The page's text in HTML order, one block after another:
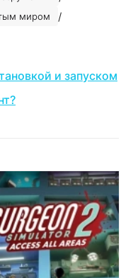
миром /
и запуском